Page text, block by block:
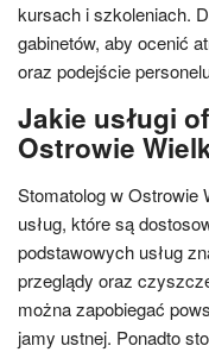
kursach i szkoleniach.
gabinetów, aby ocenić
oraz podejście
Jakie usługi
Ostrowie
Stomatolog w Ostrowie
usług, które są
podstawowych usług
przeglądy oraz
można zapobiegać
jamy ustnej. Ponadto